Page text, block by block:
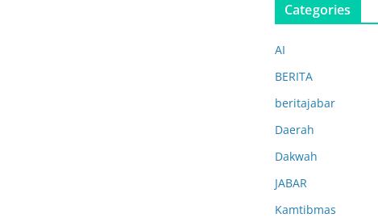
Categories
AI
BERITA
beritajabar
Daerah
Dakwah
JABAR
Kamtibmas